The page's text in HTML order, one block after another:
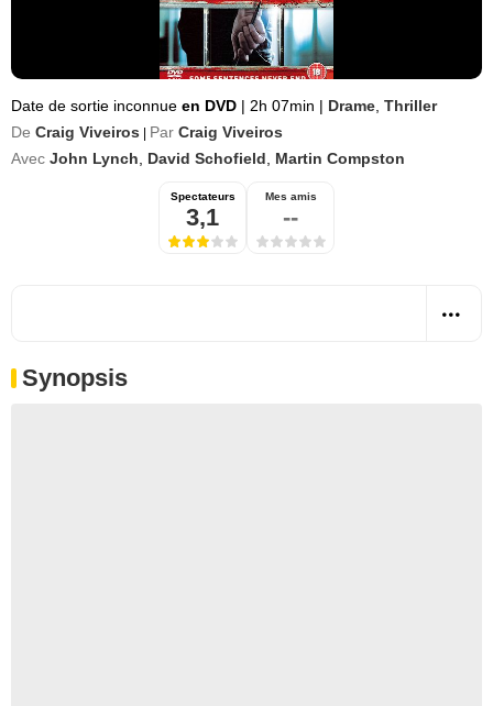
Date de sortie inconnue en DVD | 2h 07min | Drame Thriller
De Craig Viveiros Par Craig Viveiros
Avec John Lynch David Schofield Martin Compston
Spectateurs
3,1
Mes amis
--
Synopsis